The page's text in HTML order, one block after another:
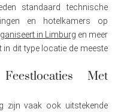
standaard technische
en hotelkamers op
in Limburg en meer
dit type locatie de meeste
Met
zijn vaak ook uitstekende